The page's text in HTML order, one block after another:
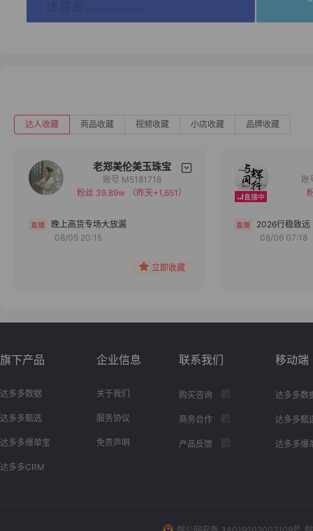
达人收藏 商品收藏 视频收藏 小店收藏 品牌收藏
老郑美伦美玉珠宝
备注
分组
账号 M5181718
粉丝 39.89w
（昨天+1,651）
晚上高货专场大放漏
08/05 20:15
立即收藏
2026行稳致远
08/06 07:18
旗下产品
达多多数据
达多多甄选
达多多爆单宝
达多多CRM
企业信息
关于我们
服务协议
免责声明
联系我们
购买咨询
商务合作
产品反馈
移动端
达多多数
达多多甄
达多多爆